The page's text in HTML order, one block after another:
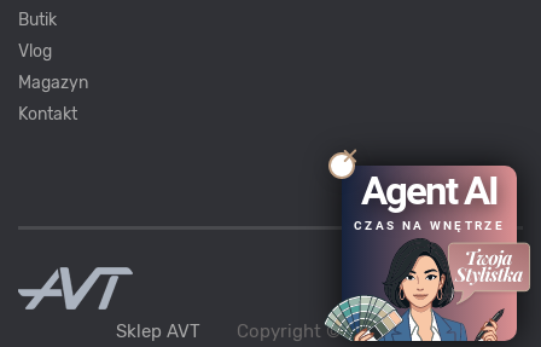
Butik
Vlog
Magazyn
Kontakt
Sklep AVT Copyright ©AVT2021
Agent AI
CZAS NA WNĘTRZE